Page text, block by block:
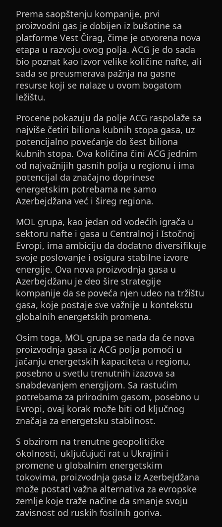
Prema saopštenju kompanije, prvi
proizvodni gas je dobijen iz bušotine sa
platforme Vest Čirag, čime je otvorena nova
etapa u razvoju ovog polja. ACG je do sada
bio poznat kao izvor velike količine nafte, ali
sada se preusmerava pažnja na gasne
resurse koji se nalaze u ovom bogatom
ležištu.
Procene pokazuju da polje ACG raspolaže sa
najviše četiri biliona kubnih stopa gasa, uz
potencijalno povećanje do šest biliona
kubnih stopa. Ova količina čini ACG jednim
od najvažnijih gasnih polja u regionu i ima
potencijal da značajno doprinese
energetskim potrebama ne samo
Azerbejdžana već i šireg regiona.
MOL grupa, kao jedan od vodećih igrača u
sektoru nafte i gasa u Centralnoj i Istočnoj
Evropi, ima ambiciju da dodatno diversifikuje
svoje poslovanje i osigura stabilne izvore
energije. Ova nova proizvodnja gasa u
Azerbejdžanu je deo šire strategije
kompanije da se poveća njen udeo na tržištu
gasa, koje postaje sve važnije u kontekstu
globalnih energetskih promena.
Osim toga, MOL grupa se nada da će nova
proizvodnja gasa iz ACG polja pomoći u
jačanju energetskih kapaciteta u regionu,
posebno u svetlu trenutnih izazova sa
snabdevanjem energijom. Sa rastućim
potrebama za prirodnim gasom, posebno u
Evropi, ovaj korak može biti od ključnog
značaja za energetsku stabilnost.
S obzirom na trenutne geopolitičke
okolnosti, uključujući rat u Ukrajini i
promene u globalnim energetskim
tokovima, proizvodnja gasa iz Azerbejdžana
može postati važna alternativa za evropske
zemlje koje traže načine da smanje svoju
zavisnost od ruskih fosilnih goriva.